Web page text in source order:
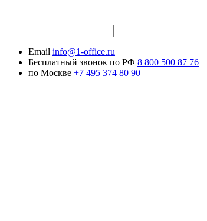
Email info@1-office.ru
Бесплатный звонок по РФ 8 800 500 87 76
по Москве +7 495 374 80 90